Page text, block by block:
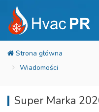
Wiadomości
Super Marka